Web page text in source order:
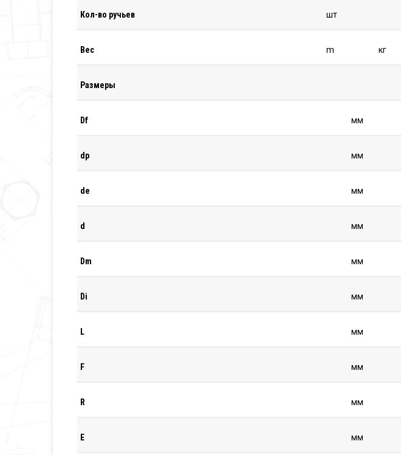
Кол-во ручьев шт
Вес m кг
Размеры
Df мм
dp мм
de мм
d мм
Dm мм
Di мм
L мм
F мм
R мм
E мм